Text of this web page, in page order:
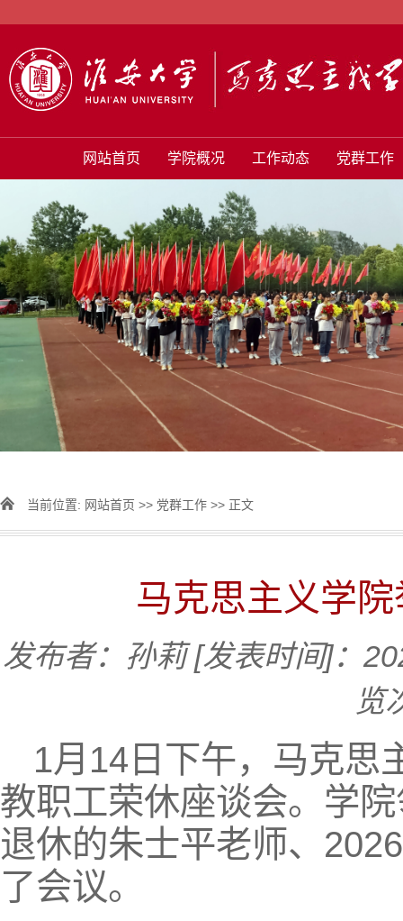
网站首页 学院概况 工作动态 党群工作
当前位置: 网站首页 >> 党群工作 >> 正文
马克思主义学
发布者：孙莉 [发表时间]：
览
1月14日下午，马克思
教职工荣休座谈会。学
退休的朱士平老师、
了会议。